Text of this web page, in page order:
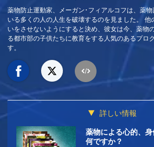
薬物防止運動家、メーガン･フィアルコフは、薬
いる多くの人の人生を破壊するのを見ました。 他
いをさせないようにすると決め、彼女は今、薬物
る都市部の子供たちに教育をする人気のあるプロ
す。
詳しい情報
薬物による心的、
何ですか？